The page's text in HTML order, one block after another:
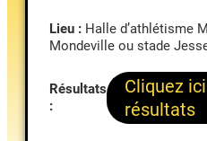
Lieu : Halle d’athlétisme
Mondeville ou stade
Résultats
:
Cliquez
résultats